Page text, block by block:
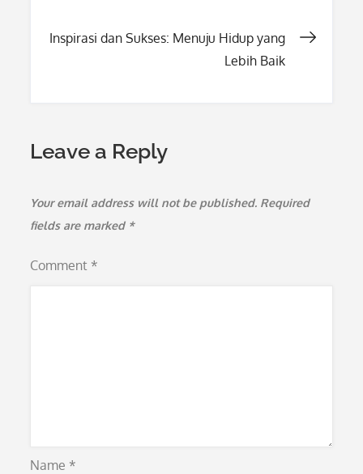
Inspirasi dan Sukses: Menuju Hidup yang
Lebih Baik
Leave a Reply
Your email address will not be published. Required
fields are marked *
Comment *
Name *